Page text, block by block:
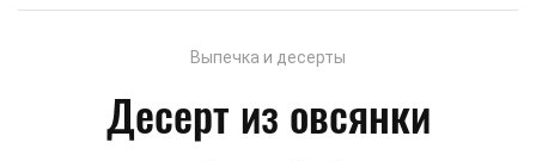
Выпечка и десерты
Десерт из овсянки